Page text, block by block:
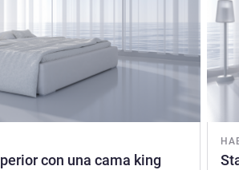
con una cama king